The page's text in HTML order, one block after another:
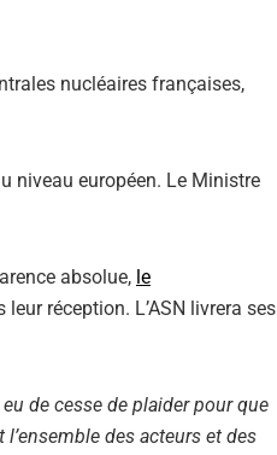
nucléaires françaises,
niveau européen. Le Ministre
absolue, le
leur réception. L’ASN livrera ses
eu de cesse de plaider pour que
des acteurs et des